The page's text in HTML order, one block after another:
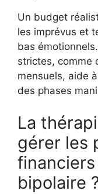
Un budget
les imprévus et
bas
strictes, comme
mensuels, aide
des phases
La
gérer les
bipolaire